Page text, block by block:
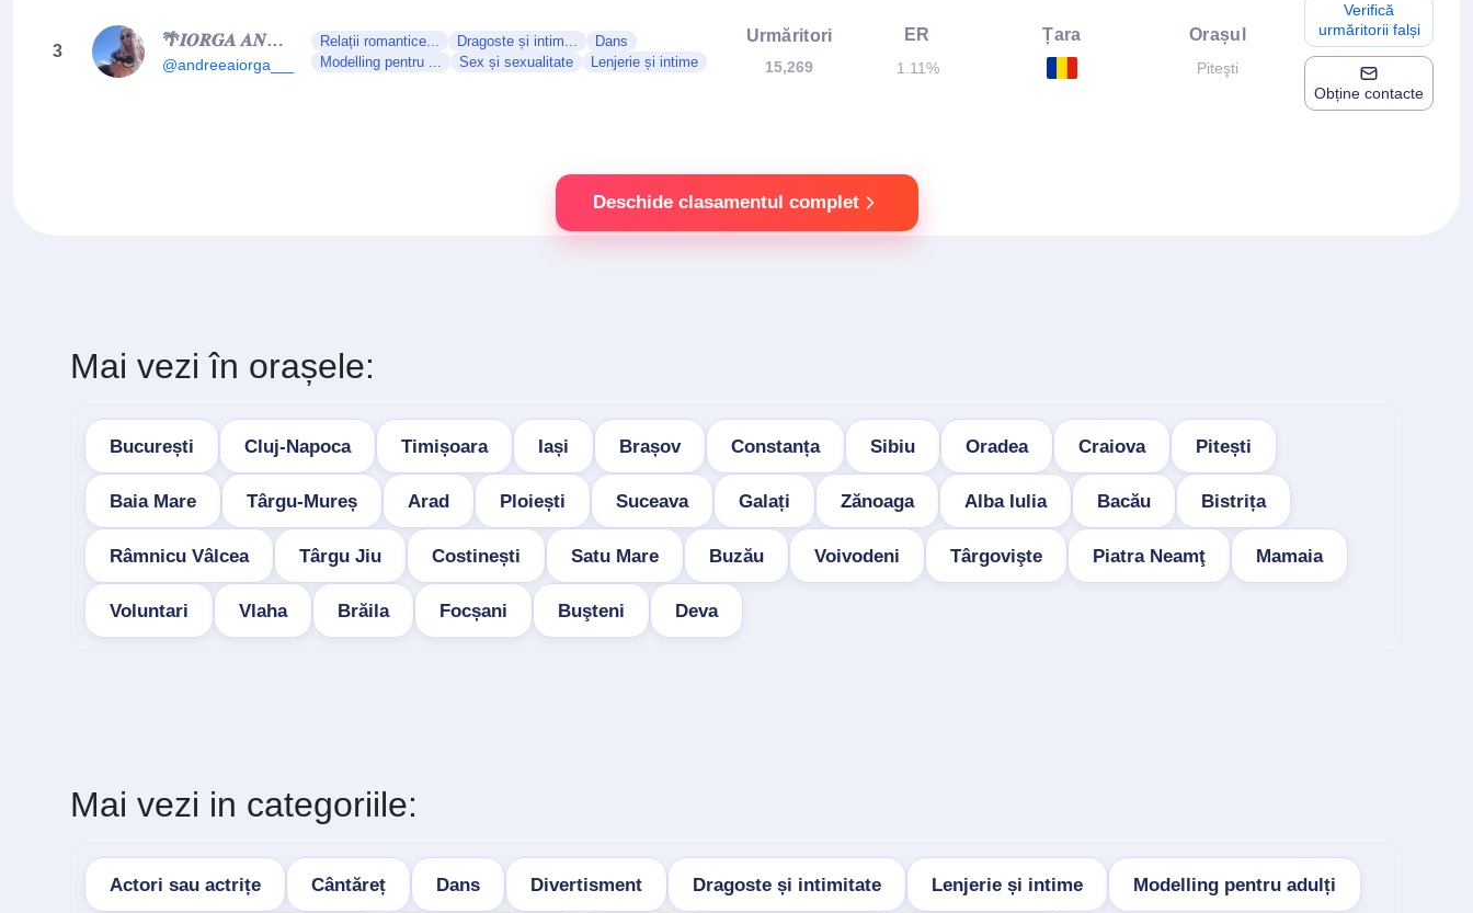
3
🌴𝑰𝑶𝑹𝑮𝑨 𝑨𝑵𝑫𝑹𝑬𝑬𝑨 𝑮𝑬𝑶𝑹𝑮𝑰𝑨𝑵𝑨🌴
@andreeaiorga___
Relații romantice... Dragoste și intim...
Dans
Modelling pentru ...
Sex și sexualitate Lenjerie și intime
Urmăritori
15,269
ER
1.11%
Țara Orașul
Piteşti
Verifică
urmăritorii falși
Obține contacte
Deschide clasamentul complet
Mai vezi în orașele:
București Cluj-Napoca Timișoara Iași Brașov Constanța Sibiu Oradea Craiova Pitești
Baia Mare Târgu-Mureș Arad Ploiești Suceava Galați Zănoaga Alba Iulia Bacău Bistrița
Râmnicu Vâlcea Târgu Jiu Costinești Satu Mare Buzău Voivodeni Târgovişte Piatra Neamţ Mamaia
Voluntari Vlaha Brăila Focșani Buşteni Deva
Mai vezi in categoriile:
Actori sau actrițe Cântăreț Dans Divertisment Dragoste și intimitate Lenjerie și intime Modelling pentru adulți